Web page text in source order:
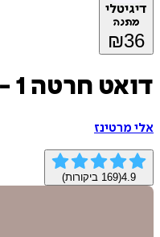
דיגיטלי
מתנה
₪36
דואט חרטה 1 - נכתב בחרטה
אלי מרטינז
4.9
(
169 ביקורות)